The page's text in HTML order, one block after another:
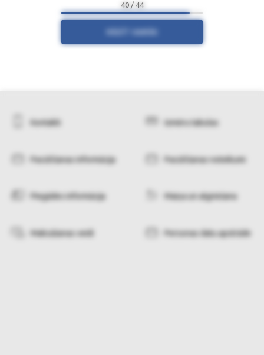
40 / 44
Kontakti Izmēru tabulas
Pasūtīšanas informācija Pasūtīšanas noteikumi
Piegādes informācija Maiņa un atgriešana
Maksāšanas veidi Personas datu apstrāde